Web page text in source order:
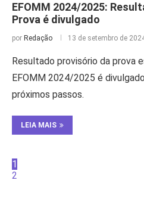
EFOMM 2024/2025:
Prova é divulgado
por Redação 13 de setembro de
Resultado provisório da prova
EFOMM 2024/2025 é
próximos passos.
LEIA MAIS
1
2